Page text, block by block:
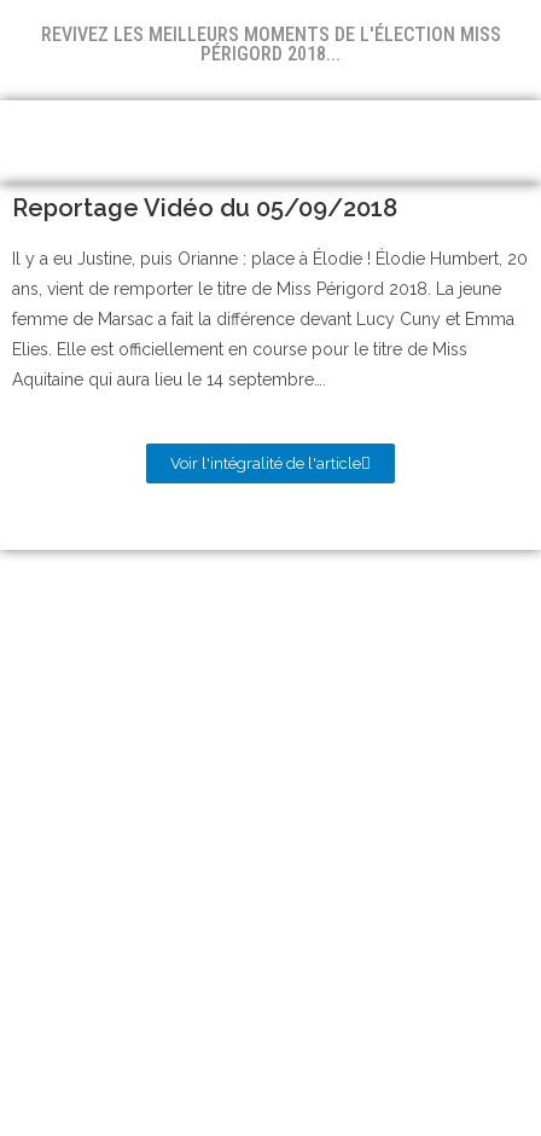
REVIVEZ LES MEILLEURS MOMENTS DE L'ÉLECTION MISS
PÉRIGORD 2018...
Reportage Vidéo du 05/09/2018
Il y a eu Justine, puis Orianne : place à Élodie ! Élodie Humbert, 20
ans, vient de remporter le titre de Miss Périgord 2018. La jeune
femme de Marsac a fait la différence devant Lucy Cuny et Emma
Elies. Elle est officiellement en course pour le titre de Miss
Aquitaine qui aura lieu le 14 septembre….
Voir l'intégralité de l'article